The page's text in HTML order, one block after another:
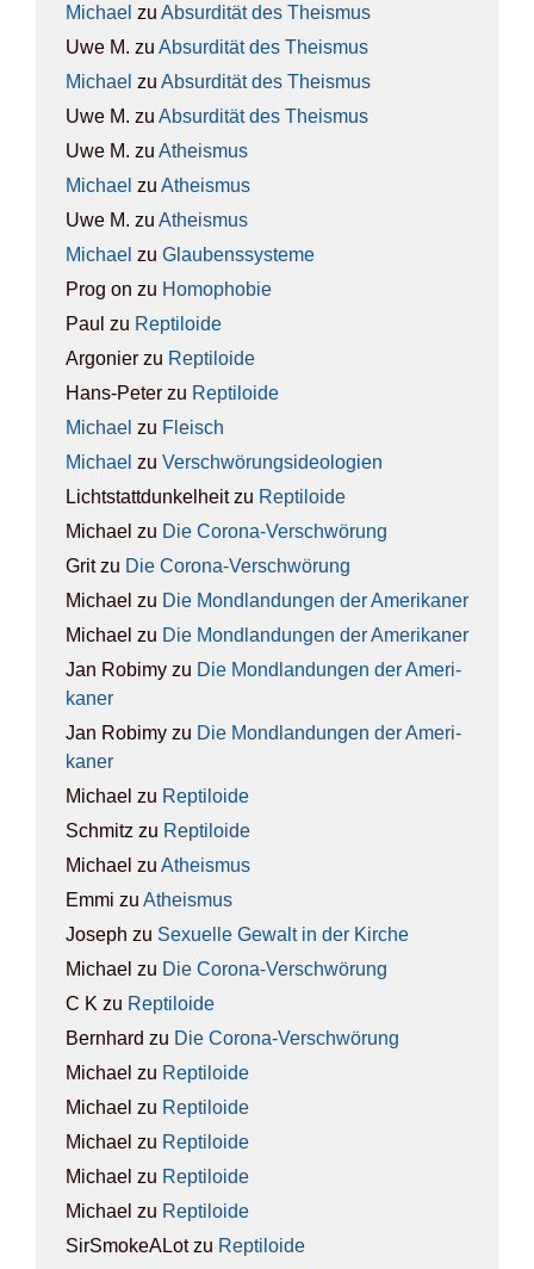
Michael zu Absur­di­tät des The­is­mus
Uwe M. zu Absur­di­tät des The­is­mus
Michael zu Absur­di­tät des The­is­mus
Uwe M. zu Absur­di­tät des The­is­mus
Uwe M. zu Athe­is­mus
Michael zu Athe­is­mus
Uwe M. zu Athe­is­mus
Michael zu Glau­bens­sys­te­me
Prog on zu Homo­pho­bie
Paul zu Rep­ti­lo­ide
Argonier zu Rep­ti­lo­ide
Hans-Peter zu Rep­ti­lo­ide
Michael zu Fleisch
Michael zu Ver­schwö­rungs­ideo­lo­gien
Lichtstattdunkelheitzu Rep­ti­lo­ide
Michael zu Die Coro­na-Ver­schwö­rung
Gritzu Die Coro­na-Ver­schwö­rung
Michael zu Die Mond­lan­dun­gen der Ame­ri­ka­ner
Michael zu Die Mond­lan­dun­gen der Ame­ri­ka­ner
Jan Robimy zu Die Mond­lan­dun­gen der Ame­ri­
ka­ner
Jan Robimy zu Die Mond­lan­dun­gen der Ame­ri­
ka­ner
Michael zu Rep­ti­lo­ide
Schmitz zu Rep­ti­lo­ide
Michael zu Athe­is­mus
Emmi zu Athe­is­mus
Joseph zu Sexu­el­le Gewalt in der Kir­che
Michael zu Die Coro­na-Ver­schwö­rung
C K zu Rep­ti­lo­ide
Bernhard zu Die Coro­na-Ver­schwö­rung
Michael zu Rep­ti­lo­ide
Michael zu Rep­ti­lo­ide
Michael zu Rep­ti­lo­ide
Michael zu Rep­ti­lo­ide
Michael zu Rep­ti­lo­ide
SirSmokeALotzu Rep­ti­lo­ide